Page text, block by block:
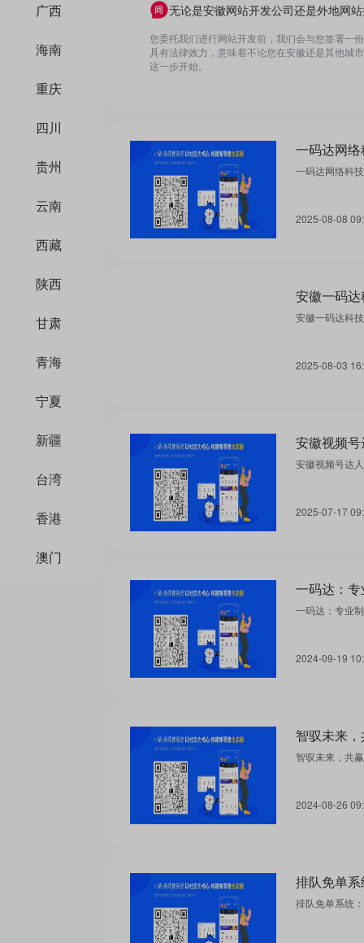
广西
海南
重庆
四川
贵州
云南
西藏
陕西
甘肃
青海
宁夏
新疆
台湾
香港
澳门
无论是安徽网站开发公司还是外地网
您委托我们进行网站开发前，我们会与您签署一
具有法律效力，意味着不论您在安徽还是其他城
这一步开始。
一码达网络科
2025-08-08
安徽一码
安徽一码达科
2025-08-03
安徽视频
安徽视频号达
2025-07-17
一码达：专业
2024-09-19
智驭未来
智驭未来，共
2024-08-26
排队免单
排队免单系统